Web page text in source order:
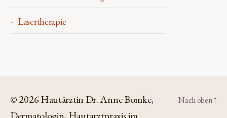
Lasertherapie
© 2026Hautärztin Dr. Anne Bomke,
Nach oben↑